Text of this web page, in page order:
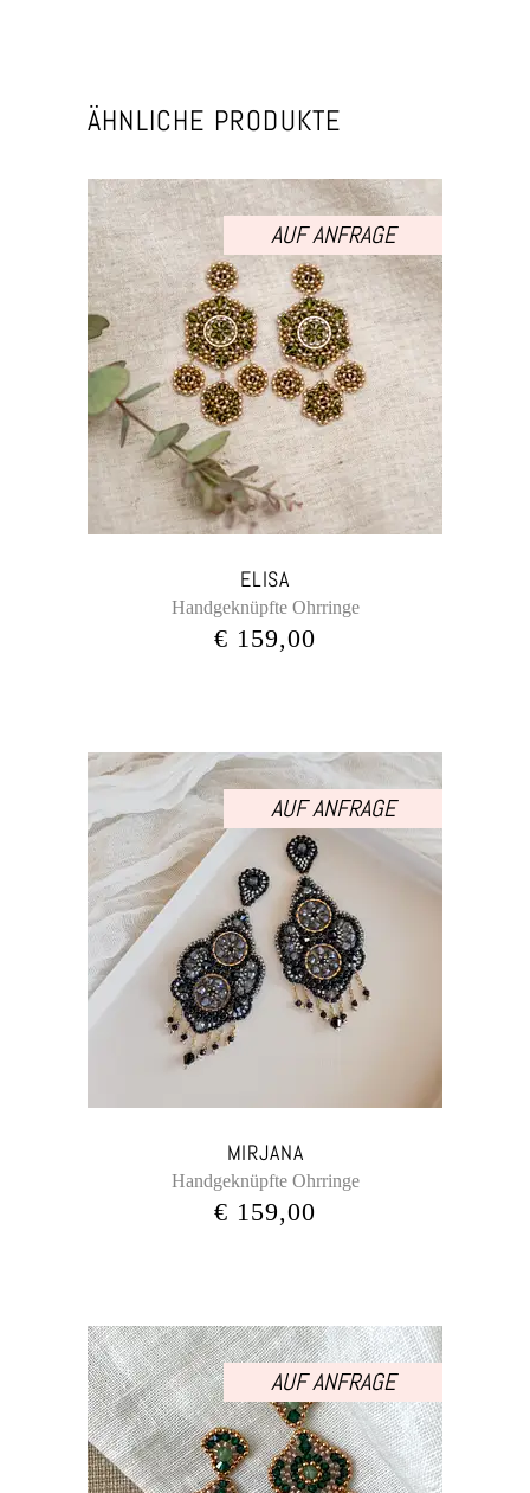
ÄHNLICHE PRODUKTE
AUF ANFRAGE
ELISA
Handgeknüpfte Ohrringe
€ 159,00
AUF ANFRAGE
MIRJANA
Handgeknüpfte Ohrringe
€ 159,00
AUF ANFRAGE